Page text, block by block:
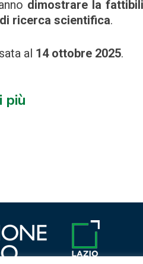
dimostrare la
ricerca scientifica.
al 14 ottobre 2025.
più